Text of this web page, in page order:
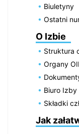
Biuletyny
Ostatni
O Izbie
Struktura
Organy OIL
Biuro Izby
Składki
Jak